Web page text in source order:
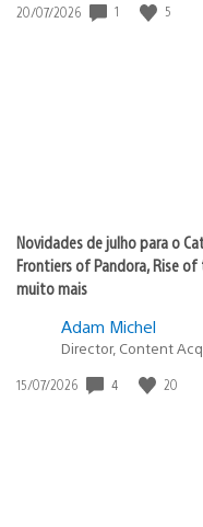
Data
20/07/2026 1 5
Novidades de julho para o
Frontiers of Pandora, Rise
muito mais
Adam Michel
Director, Content
Data
15/07/2026 4 20